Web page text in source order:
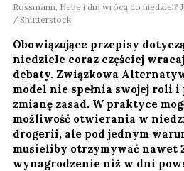
Rossmann, Hebe i dm wrócą do niedziel?
Shutterstock
Obowiązujące przepisy
niedziele coraz częściej
debaty. Związkowa
model nie spełnia swojej roli i
zmianę zasad. W praktyce
możliwość otwierania w
drogerii, ale pod jednym
musieliby otrzymywać nawet
wynagrodzenie niż w dni